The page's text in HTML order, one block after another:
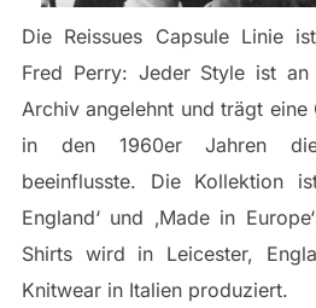
Die Reissues Capsule Linie
Fred Perry: Jeder Style ist
Archiv angelehnt und trägt
in den 1960er Jahren
beeinflusste. Die Kollektion
England‘ und ‚Made in
Shirts wird in Leicester,
Knitwear in Italien produziert.